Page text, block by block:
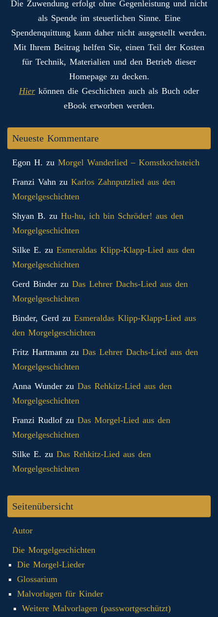
Die Zuwendung erfolgt ohne Gegenleistung und nicht
als Spende im steuerlichen Sinne. Eine
Spendenquittung kann daher nicht ausgestellt werden.
Mit Ihrem Beitrag helfen Sie, einen Teil der Kosten
für Technik, Materialien und den Betrieb dieser
Homepage zu decken.
Hier können die Geschichten auch als Buch oder
eBook erworben werden.
Neueste Kommentare
Egon H. zu Morgel Wanderlied – Komstkochsteich
Franzi Vahn zu Karlos Zahnputzlied aus den
Morgelgeschichten
Shyan B. zu Hu-hu, ich bin Schröder! aus den
Morgelgeschichten
Silke E. zu Esmeraldas Klipp‑Klapp‑Lied aus den
Morgelgeschichten
Gerd Binder zu Das Lehrer Dachs-Lied aus den
Morgelgeschichten
Binder, Gerd zu Esmeraldas Klipp‑Klapp‑Lied aus
den Morgelgeschichten
Fritz Hartmann zu Das Lehrer Dachs-Lied aus den
Morgelgeschichten
Anna Wunder zu Das Rehkitz-Lied aus den
Morgelgeschichten
Franzi Rudlof zu Das Morgel-Lied aus den
Morgelgeschichten
Silke E. zu Das Rehkitz-Lied aus den
Morgelgeschichten
Seitenübersicht
Autor
Die Morgelgeschichten
Die Morgel-Lieder
Glossarium
Malvorlagen für Kinder
Weitere Malvorlagen (passwortgeschützt)